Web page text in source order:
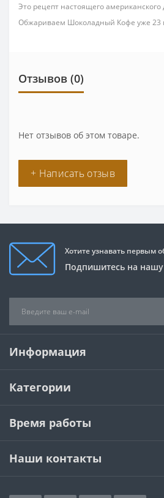
Это рецепт настоящего американского
Обжариваем Шоколадный Кофе уже 23
Отзывов (0)
Нет отзывов об этом товаре.
+ Написать отзыв
Хотите узнавать первым
Подпишитесь на
Информация
Категории
Время работы
Наши контакты